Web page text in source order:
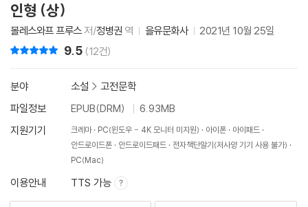
인형 (상)
볼레스와프 프루스저/정병권 역 을유문화사 2021년 10월 25일
9.5 (12건)
분야 소설 > 고전문학
파일정보
EPUB(DRM)
6.93MB
지원기기
크레마 PC(윈도우 - 4K 모니터 미지원) 아이폰
아이패드
안드로이드폰
안드로이드패드
전자책단말기(저사양 기기 사용 불가)
PC(Mac)
이용안내 TTS 가능